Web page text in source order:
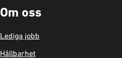
Om oss
Lediga jobb
Hållbarhet